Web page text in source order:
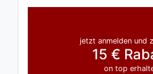
jetzt anmelden und
15 €
on top